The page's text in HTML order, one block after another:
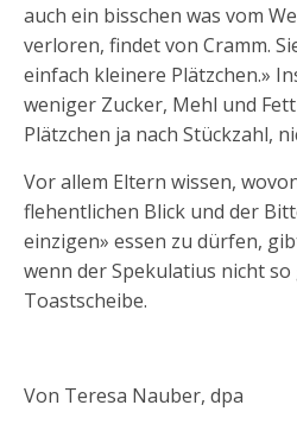
auch ein bisschen was vom
verloren, findet von Cramm.
einfach kleinere Plätzchen.»
weniger Zucker, Mehl und Fett
Plätzchen ja nach Stückzahl,
Vor allem Eltern wissen,
flehentlichen Blick und der
einzigen» essen zu dürfen,
wenn der Spekulatius nicht
Toastscheibe.
Von Teresa Nauber, dpa